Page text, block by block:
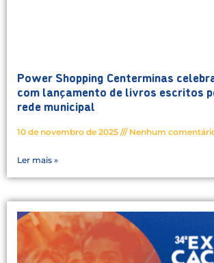
Power Shopping Centerminas
com lançamento de livros escritos
rede municipal
10 de novembro de 2025 Nenhum
Ler mais »